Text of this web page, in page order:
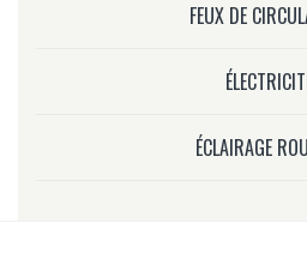
FEUX DE
ÉCLAIRAGE